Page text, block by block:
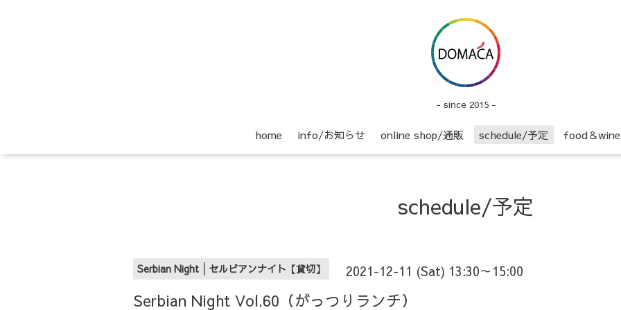
- since 2015 -
home info/お知らせ online shop/通販 schedule/予定 food＆
schedule/予定
Serbian Night│セルビアンナイト【貸切】 2021-12-11 (Sat) 13:30～15:00
Serbian Night Vol.60（がっつりランチ）